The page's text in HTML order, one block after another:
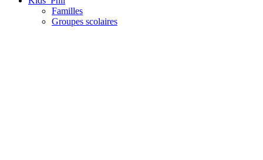
Familles
Groupes scolaires